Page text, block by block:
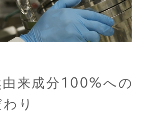
由来成分100%への
り